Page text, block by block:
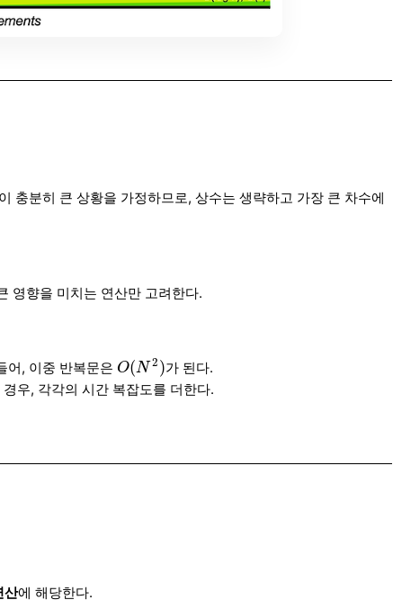
이 충분히 큰 상황을 가정하므로, 상수는 생략하고 가장 큰 차수에
영향을 미치는 연산만 고려한다.
어, 이중 반복문은 O(N 2)
O(N2)가 된다.
우, 각각의 시간 복잡도를 더한다.
산에 해당한다.